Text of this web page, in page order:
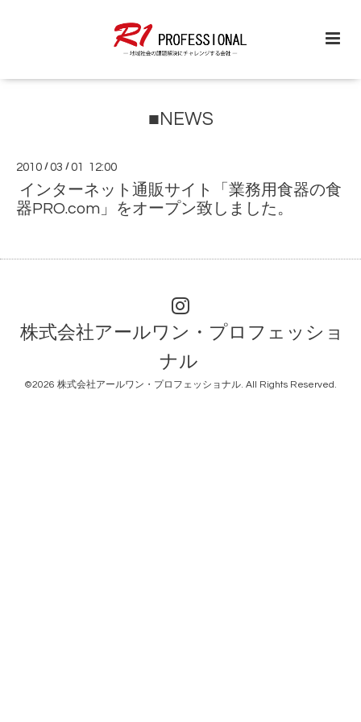
■NEWS
2010 /03 /01 12:00
インターネット通販サイト「業務用食器の食
器PRO.com」をオープン致しました。
株式会社アールワン・プロフェッショ
ナル
©2026 株式会社アールワン・プロフェッショナル. All Rights Reserved.